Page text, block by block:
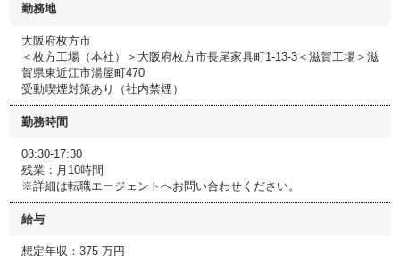
勤務地
大阪府枚方市
＜枚方工場（本社）＞大阪府枚方市長尾家具町1-13-3＜滋賀工場＞滋
賀県東近江市湯屋町470
受動喫煙対策あり（社内禁煙）
勤務時間
08:30-17:30
残業：月10時間
※詳細は転職エージェントへお問い合わせください。
給与
想定年収：375-万円